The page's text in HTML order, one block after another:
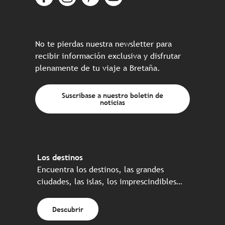
No te pierdas nuestra newsletter para
recibir información exclusiva y disfrutar
plenamente de tu viaje a Bretaña.
Suscríbase a nuestro boletín de
noticias
Los destinos
Encuentra los destinos, las grandes
ciudades, las islas, los imprescindibles…
Descubrir